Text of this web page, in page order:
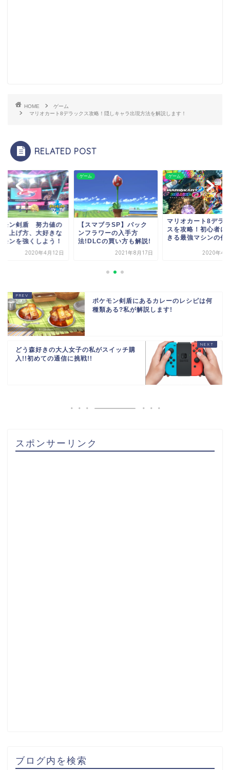
HOME
ゲーム
マリオカート8デラックス攻略！隠しキャラ出現方法を解説します！
RELATED POST
モン剣盾 努力値の
と上げ方、大好きな
モンを強くしよう！
2020年4月12日
ゲーム
【スマブラSP】パック
ンフラワーの入手方
法!DLCの買い方も解説!
2021年8月17日
ゲーム
マリオカート8デラ
スを攻略！初心者に
きる最強マシンの作
2020年4
ポケモン剣盾にあるカレーのレシピは何
種類ある?私が解説します!
どう森好きの大人女子の私がスイッチ購
入!!初めての通信に挑戦!!
スポンサーリンク
ブログ内を検索